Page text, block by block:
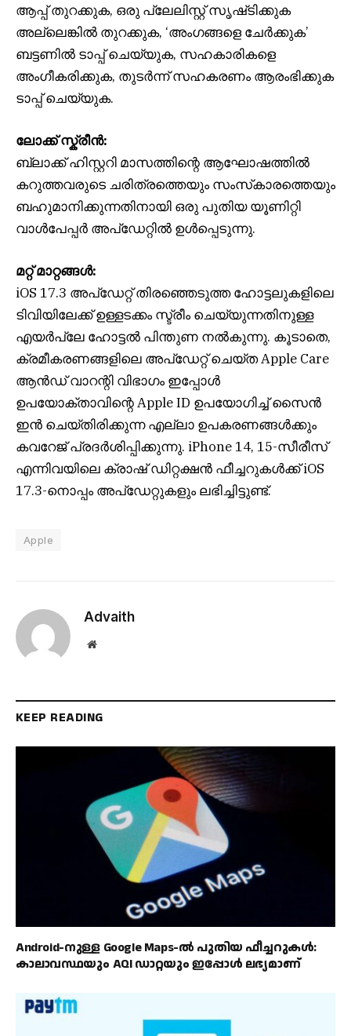
ആപ്പ് തുറക്കുക, ഒരു പ്ലേലിസ്റ്റ് സൃഷ്‌ടിക്കുക
അല്ലെങ്കിൽ തുറക്കുക, ‘അംഗങ്ങളെ ചേർക്കുക’
ബട്ടണിൽ ടാപ്പ് ചെയ്യുക, സഹകാരികളെ
അംഗീകരിക്കുക, തുടർന്ന് സഹകരണം ആരംഭിക്കുക
ടാപ്പ് ചെയ്യുക.
ലോക്ക് സ്ക്രീൻ:
ബ്ലാക്ക് ഹിസ്റ്ററി മാസത്തിന്റെ ആഘോഷത്തിൽ
കറുത്തവരുടെ ചരിത്രത്തെയും സംസ്‌കാരത്തെയും
ബഹുമാനിക്കുന്നതിനായി ഒരു പുതിയ യൂണിറ്റി
വാൾപേപ്പർ അപ്‌ഡേറ്റിൽ ഉൾപ്പെടുന്നു.
മറ്റ് മാറ്റങ്ങൾ:
iOS 17.3 അപ്‌ഡേറ്റ് തിരഞ്ഞെടുത്ത ഹോട്ടലുകളിലെ
ടിവിയിലേക്ക് ഉള്ളടക്കം സ്ട്രീം ചെയ്യുന്നതിനുള്ള
എയർപ്ലേ ഹോട്ടൽ പിന്തുണ നൽകുന്നു. കൂടാതെ,
ക്രമീകരണങ്ങളിലെ അപ്‌ഡേറ്റ് ചെയ്‌ത Apple Care
ആൻഡ് വാറന്റി വിഭാഗം ഇപ്പോൾ
ഉപയോക്താവിന്റെ Apple ID ഉപയോഗിച്ച് സൈൻ
ഇൻ ചെയ്‌തിരിക്കുന്ന എല്ലാ ഉപകരണങ്ങൾക്കും
കവറേജ് പ്രദർശിപ്പിക്കുന്നു. iPhone 14, 15-സീരീസ്
എന്നിവയിലെ ക്രാഷ് ഡിറ്റക്ഷൻ ഫീച്ചറുകൾക്ക് iOS
17.3-നൊപ്പം അപ്‌ഡേറ്റുകളും ലഭിച്ചിട്ടുണ്ട്.
Apple
Advaith
Website
KEEP READING
Android-നുള്ള Google Maps-ൽ പുതിയ ഫീച്ചറുകൾ:
കാലാവസ്ഥയും AQI ഡാറ്റയും ഇപ്പോൾ ലഭ്യമാണ്